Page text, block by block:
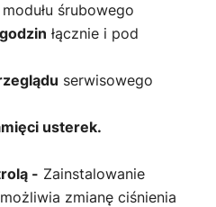
śrubowego
łącznie i pod
serwisowego
usterek.
- Zainstalowanie
zmianę ciśnienia